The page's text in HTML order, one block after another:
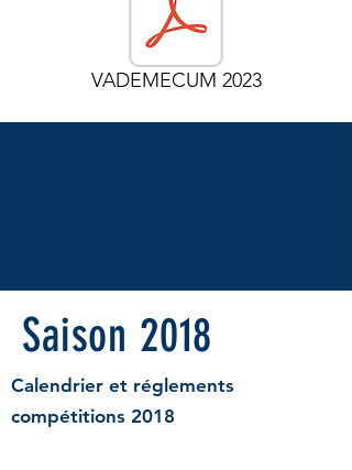
VADEMECUM 2023
Saison 2018
Calendrier et réglements
compétitions 2018